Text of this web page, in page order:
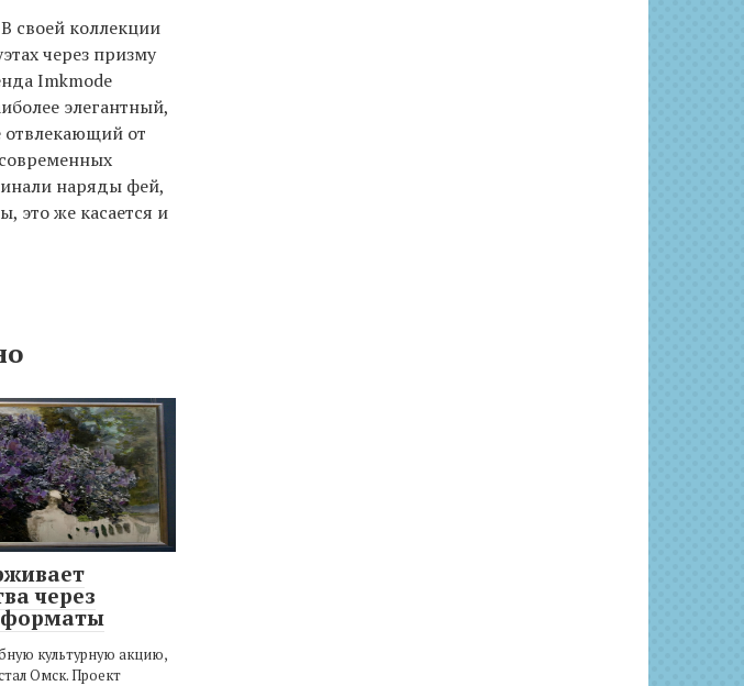
своей коллекции
через призму
Imkmode
элегантный,
от
наряды фей,
это же касается и
через
культурную акцию,
Омск. Проект